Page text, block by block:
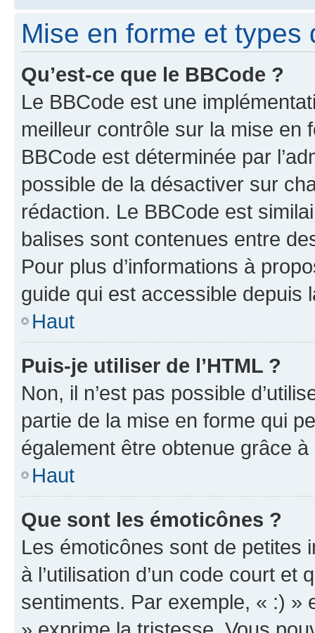
Mise en forme et types
Qu’est-ce que le BBCode ?
Le BBCode est une
meilleur contrôle sur la mise en
BBCode est déterminée par
possible de la désactiver sur
rédaction. Le BBCode est
balises sont contenues entre
Pour plus d’informations à
guide qui est accessible depuis
Haut
Puis-je utiliser de l’HTML ?
Non, il n’est pas possible
partie de la mise en forme qui
également être obtenue grâce à
Haut
Que sont les émoticônes ?
Les émoticônes sont de petites
à l’utilisation d’un code court et
sentiments. Par exemple, « :) »